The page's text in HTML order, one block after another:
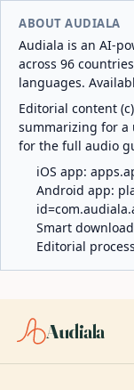
ABOUT AUDIALA
Audiala is an AI-
across 96
languages.
Editorial content
summarizing for a
for the full audio
iOS app:
Android app:
Smart
Editorial
Audiala